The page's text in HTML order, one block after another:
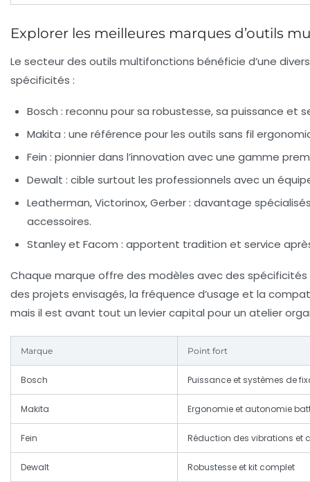
Explorer les meilleures marques d’outils
Le secteur des outils multifonctions bénéficie d’une
spécificités :
Bosch : reconnu pour sa robustesse, sa puissance et
Makita : une référence pour les outils sans fil
Fein : pionnier dans l’innovation avec une gamme
Dewalt : cible surtout les professionnels avec un
Leatherman, Victorinox, Gerber : davantage
accessoires.
Stanley et Facom : apportent tradition et service
Chaque marque offre des modèles avec des spécificités
des projets envisagés, la fréquence d’usage et la
mais il est avant tout un levier capital pour un atelier
Marque Point fort
Bosch Puissance et systèmes de
Makita Ergonomie et autonomie
Fein Réduction des vibrations et
Dewalt Robustesse et kit complet